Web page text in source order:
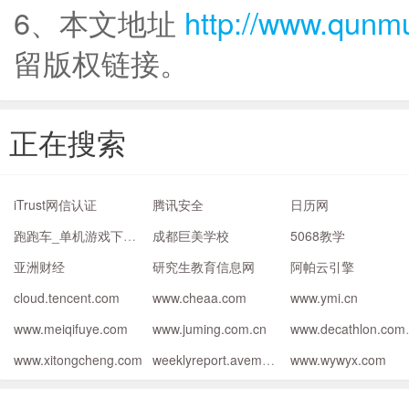
6、本文地址 http://
留版权链接。
正在搜索
iTrust网信认证 腾讯安全
日历网
跑跑车_单机游戏下载大全中文版下载_单机游戏下载大全中文版下载排行榜
成都巨美学校
5068教学
亚洲财经
研究生教育信息网
阿帕云引擎
cloud.tencent.com
www.cheaa.com
www.ymi.cn
www.meiqifuye.com
www.juming.com.cn
www.xitongcheng.com
weeklyreport.avemaria.fun www.wywyx.com